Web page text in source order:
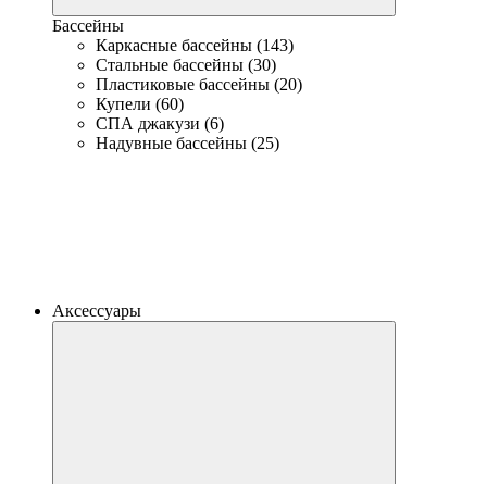
Бассейны
Каркасные бассейны (143)
Стальные бассейны (30)
Пластиковые бассейны (20)
Купели (60)
СПА джакузи (6)
Надувные бассейны (25)
Аксессуары